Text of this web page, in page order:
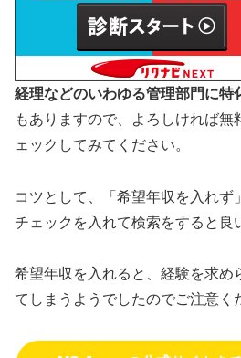
経理などのいわゆる管理部門に特
もありますので、よろしければ無
ェックしてみてください。
コツとして、「希望年収を入れず
チェックを入れて検索をすると良
希望年収を入れると、経験を求め
てしまうようでしたのでご注意く